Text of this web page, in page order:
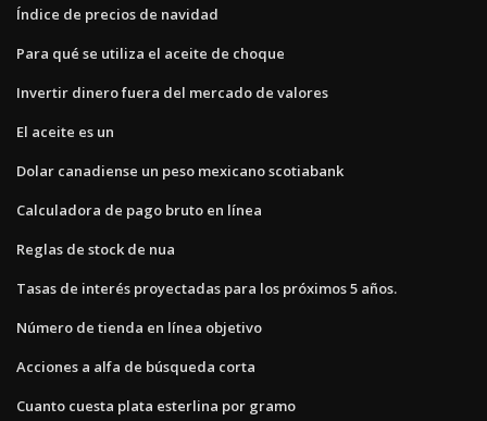
Índice de precios de navidad
Para qué se utiliza el aceite de choque
Invertir dinero fuera del mercado de valores
El aceite es un
Dolar canadiense un peso mexicano scotiabank
Calculadora de pago bruto en línea
Reglas de stock de nua
Tasas de interés proyectadas para los próximos 5 años.
Número de tienda en línea objetivo
Acciones a alfa de búsqueda corta
Cuanto cuesta plata esterlina por gramo